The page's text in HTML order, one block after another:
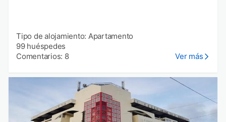
Tipo de alojamiento: Apartamento
99 huéspedes
Comentarios: 8
Ver más